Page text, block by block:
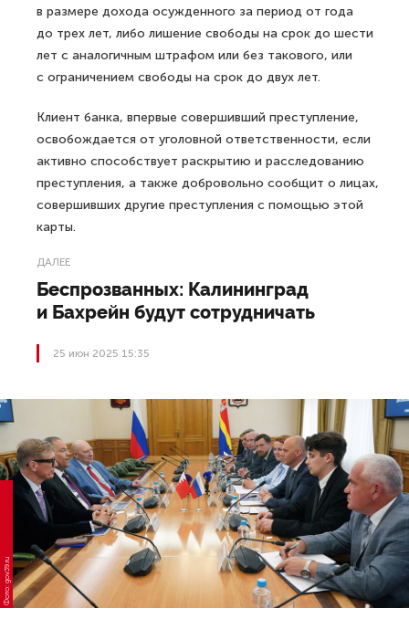
в размере дохода осужденного за период от года
до трех лет, либо лишение свободы на срок до шести
лет с аналогичным штрафом или без такового, или
с ограничением свободы на срок до двух лет.
Клиент банка, впервые совершивший преступление,
освобождается от уголовной ответственности, если
активно способствует раскрытию и расследованию
преступления, а также добровольно сообщит о лицах,
совершивших другие преступления с помощью этой
карты.
ДАЛЕЕ
Беспрозванных: Калининград
и Бахрейн будут сотрудничать
25 июн 2025 15:35
Фото: gov39.ru